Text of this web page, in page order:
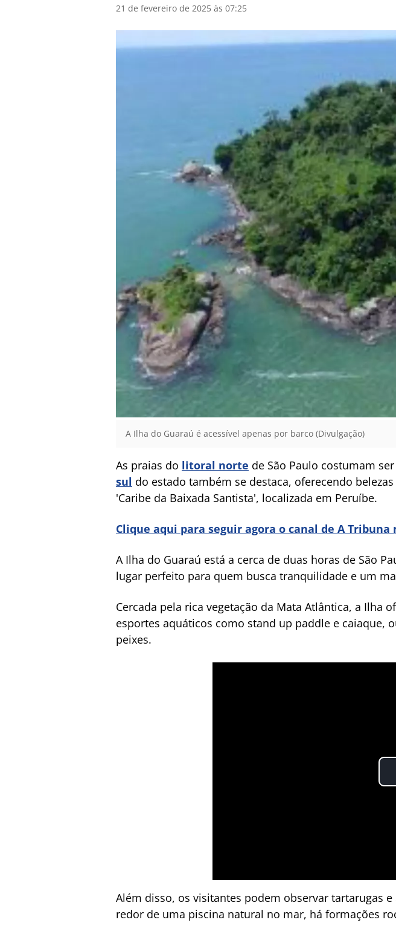
21 de fevereiro de 2025 às 07:25
A Ilha do Guaraú é acessível apenas por barco (Divulgação)
As praias do litoral norte de São Paulo costumam
sul do estado também se destaca, oferecendo
'Caribe da Baixada Santista', localizada em Peruíbe.
Clique aqui para seguir agora o canal de A Tribuna
A Ilha do Guaraú está a cerca de duas horas de São
lugar perfeito para quem busca tranquilidade e um
Cercada pela rica vegetação da Mata Atlântica, a Ilha
esportes aquáticos como stand up paddle e
peixes.
Além disso, os visitantes podem observar tartarugas
redor de uma piscina natural no mar, há formações